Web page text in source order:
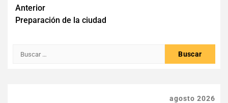
Navegación
de
Anterior
Preparación de la ciudad
Buscar:
agosto 2026